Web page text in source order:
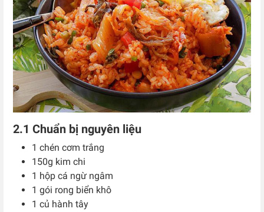
2.1 Chuẩn bị nguyên liệu
1 chén cơm trắng
150g kim chi
1 hộp cá ngừ ngâm
1 gói rong biển khô
1 củ hành tây